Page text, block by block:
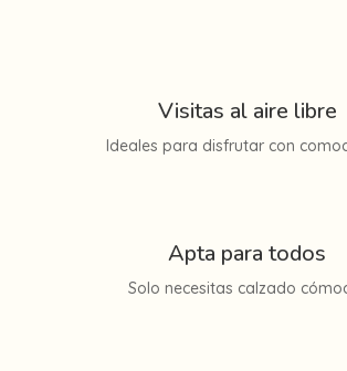
Visitas al aire libre
Ideales para disfrutar con
Apta para todos
Solo necesitas calzado